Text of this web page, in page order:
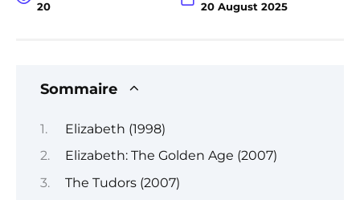
20 20 August 2025
Sommaire
Elizabeth (1998)
Elizabeth: The Golden Age (2007)
The Tudors (2007)